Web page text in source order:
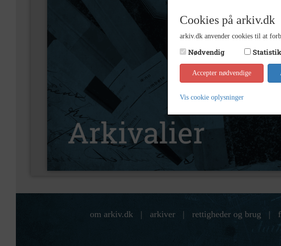
om arkiv.dk | arkiver | rettigheder og brug |
Cookies på arkiv.dk
arkiv.dk anvender cookies til at
Nødvendig Statistik
Accepter nødvendige
Vis cookie oplysninger